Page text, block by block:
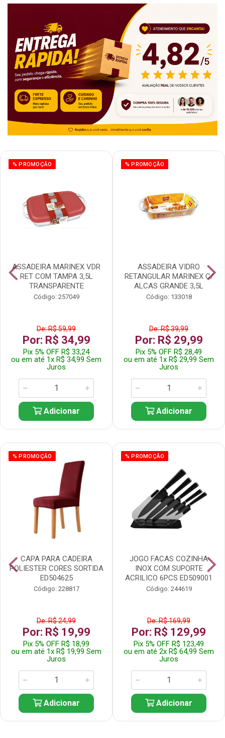
% PROMOÇÃO
ASSADEIRA MARINEX VDR
RET COM TAMPA 3,5L
TRANSPARENTE
Código: 257049
De: R$ 59,99
Por: R$ 34,99
Pix 5% OFF R$ 33,24
ou em até 1x R$ 34,99 Sem
Juros
Adicionar
% PROMOÇÃO
ASSADEIRA VIDRO
RETANGULAR MARINEX C/
ALCAS GRANDE 3,5L
Código: 133018
De: R$ 39,99
Por: R$ 29,99
Pix 5% OFF R$ 28,49
ou em até 1x R$ 29,99 Sem
Juros
Adicionar
% PROMOÇÃO
CAPA PARA CADEIRA
POLIESTER CORES SORTIDA
ED504625
Código: 228817
De: R$ 24,99
Por: R$ 19,99
Pix 5% OFF R$ 18,99
ou em até 1x R$ 19,99 Sem
Juros
Adicionar
% PROMOÇÃO
JOGO FACAS COZINHA
INOX COM SUPORTE
ACRILICO 6PCS ED509001
Código: 244619
De: R$ 169,99
Por: R$ 129,99
Pix 5% OFF R$ 123,49
ou em até 2x R$ 64,99 Sem
Juros
Adicionar